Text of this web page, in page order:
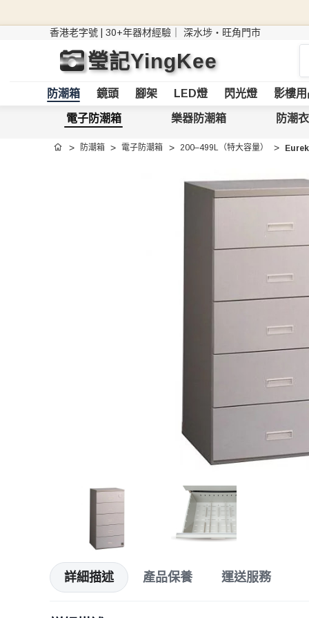
香港老字號 | 30+年器材經驗｜ 深水埗・旺角門市
瑩記YingKee
防潮箱 鏡頭 腳架 LED燈 閃光燈 影樓用
電子防潮箱 樂器防潮箱 防潮
首頁 防潮箱 電子防潮箱 200–499L（特大容量）
詳細描述 產品保養 運送服務